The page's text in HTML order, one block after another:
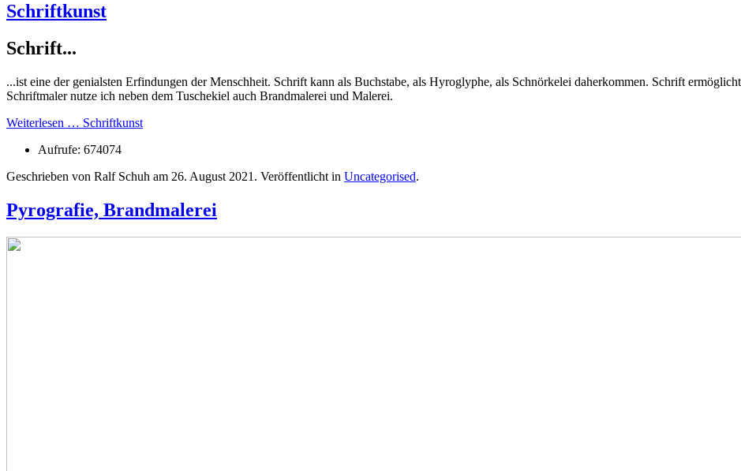
Schriftkunst
Schrift...
...ist eine der genialsten Erfindungen der Menschheit. Schrift kann als Buchstabe, als Hyroglyphe, als Schnörkelei daherkommen. Schrift
Schriftmaler nutze ich neben dem Tuschekiel auch Brandmalerei und Malerei.
Weiterlesen … Schriftkunst
Aufrufe: 674074
Geschrieben von Ralf Schuh am 26. August 2021 . Veröffentlicht in Uncategorised.
Pyrografie, Brandmalerei